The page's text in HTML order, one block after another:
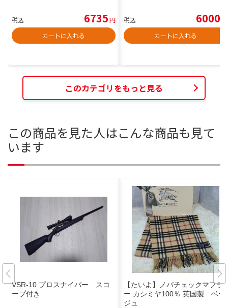
税込 6735円
カートに入れる
税込 6000
カートに入れる
このカテゴリをもっと見る
この商品を見た人はこんな商品も見て
います
VSR-10 プロスナイパー スコ
ープ付き
【たいよ】ノバチェックマフラ
ー カシミヤ100％ 英国製 ベー
ジュ